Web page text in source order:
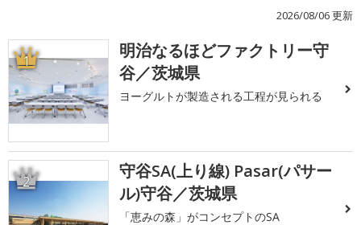
2026/08/06 更新
1
明治なるほどファクトリー守
谷／茨城県
ヨーグルトが製造される工程が見られる
2
守谷SA(上り線) Pasar(パサー
ル)守谷／茨城県
「恵みの森」がコンセプトのSA